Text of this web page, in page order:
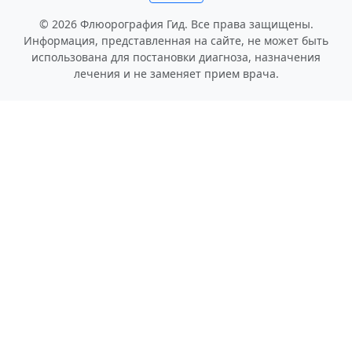
© 2026 Флюорография Гид. Все права защищены.
Информация, представленная на сайте, не может быть
использована для постановки диагноза, назначения
лечения и не заменяет прием врача.